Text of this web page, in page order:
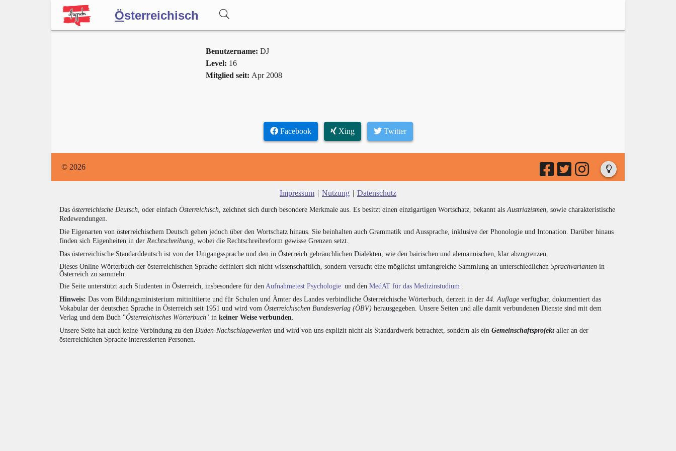
Österreichisch
Benutzername: DJ
Level: 16
Mitglied seit: Apr 2008
Facebook Xing Twitter
© 2026
Impressum | Nutzung | Datenschutz
Das österreichische Deutsch , oder einfach Österreichisch , zeichnet sich durch besondere Merkmale aus. Es besitzt einen einzigartigen Wortschatz, bekannt als Austriazismen , sowie charakteristische
Redewendungen.
Die Eigenarten von österreichischem Deutsch gehen jedoch über den Wortschatz hinaus. Sie beinhalten auch Grammatik und Aussprache, inklusive der Phonologie und Intonation. Darüber hinaus
finden sich Eigenheiten in der Rechtschreibung , wobei die Rechtschreibreform gewisse Grenzen setzt.
Das österreichische Standarddeutsch ist von der Umgangssprache und den in Österreich gebräuchlichen Dialekten, wie den bairischen und alemannischen, klar abzugrenzen.
Dieses Online Wörterbuch der österreichischen Sprache definiert sich nicht wissenschaftlich, sondern versucht eine möglichst umfangreiche Sammlung an unterschiedlichen Sprachvarianten in
Österreich zu sammeln.
Die Seite unterstützt auch Studenten in Österreich, insbesondere für den Aufnahmetest Psychologie und den MedAT für das Medizinstudium
Hinweis: Das vom Bildungsministerium mitinitiierte und für Schulen und Ämter des Landes verbindliche Österreichische Wörterbuch, derzeit in der 44. Auflage verfügbar, dokumentiert das
Vokabular der deutschen Sprache in Österreich seit 1951 und wird vom Österreichischen Bundesverlag (ÖBV) herausgegeben. Unsere Seiten und alle damit verbundenen Dienste sind mit dem
Verlag und dem Buch "Österreichisches Wörterbuch" in keiner Weise verbunden
Unsere Seite hat auch keine Verbindung zu den Duden-Nachschlagewerken und wird von uns explizit nicht als Standardwerk betrachtet, sondern als ein Gemeinschaftsprojektaller an der
österreichichen Sprache interessierten Personen.